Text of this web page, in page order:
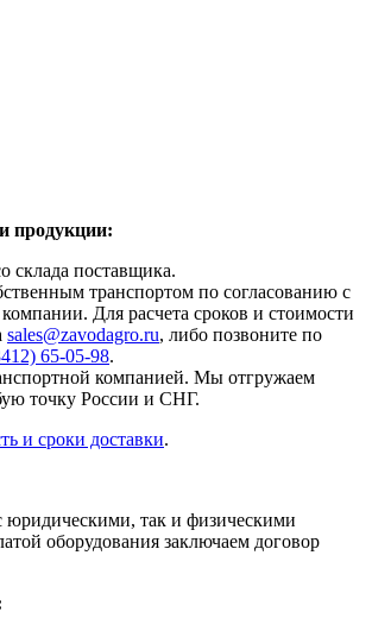
продукции:
склада поставщика.
транспортом по согласованию с
Для расчета сроков и стоимости
sales@zavodagro.ru, либо позвоните по
65-05-98.
компанией. Мы отгружаем
точку России и СНГ.
и сроки доставки.
юридическими, так и физическими
оборудования заключаем договор